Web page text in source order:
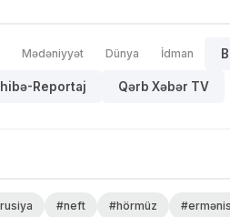
Mədəniyyət Dünya İdman
Reportaj Qərb Xəbər TV
#neft #hörmüz